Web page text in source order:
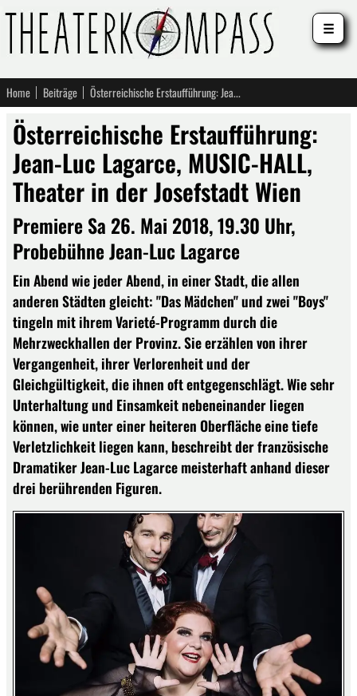
Home Beiträge Österreichische Erstaufführung: Jean-Luc Lagarce, MUSIC-HALL, Theater in der Josefstadt Wien
Österreichische Erstaufführung:
Jean-Luc Lagarce, MUSIC-HALL,
Theater in der Josefstadt Wien
Premiere Sa 26. Mai 2018, 19.30 Uhr,
Probebühne Jean-Luc Lagarce
Ein Abend wie jeder Abend, in einer Stadt, die allen
anderen Städten gleicht: "Das Mädchen" und zwei "Boys"
tingeln mit ihrem Varieté-Programm durch die
Mehrzweckhallen der Provinz. Sie erzählen von ihrer
Vergangenheit, ihrer Verlorenheit und der
Gleichgültigkeit, die ihnen oft entgegenschlägt. Wie sehr
Unterhaltung und Einsamkeit nebeneinander liegen
können, wie unter einer heiteren Oberfläche eine tiefe
Verletzlichkeit liegen kann, beschreibt der französische
Dramatiker Jean-Luc Lagarce meisterhaft anhand dieser
drei berührenden Figuren.
☰